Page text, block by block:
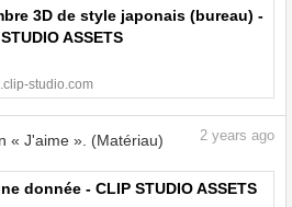
3D de style japonais (bureau) -
ASSETS
studio.com
« J'aime ». (Matériau) 2 years ago
donnée - CLIP STUDIO ASSETS